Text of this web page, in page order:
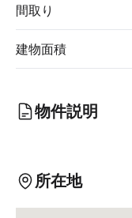
間取り
建物面積
物件説明
所在地